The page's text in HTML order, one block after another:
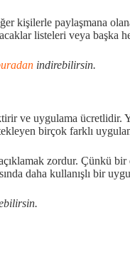
kişilerle paylaşmana
listeleri veya başka
indirebilirsin.
ve uygulama ücretlidir.
birçok farklı
zordur. Çünkü
daha kullanışlı bir